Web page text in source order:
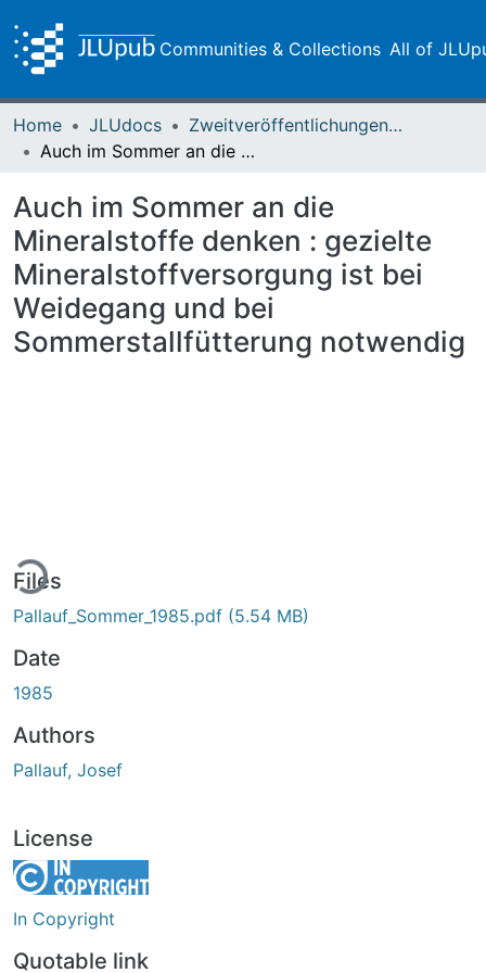
Communities & Collections All of
Home JLUdocs
Zweitveröffentlichungen (grüner Weg)
Auch im Sommer an die Mineralstoffe denken : gezielte Mineralstoffversorgung ist bei Weidegang und bei Sommerstallfütterung notwendig
Auch im Sommer an die
Mineralstoffe denken : gezielte
Mineralstoffversorgung ist bei
Weidegang und bei
Sommerstallfütterung notwendig
Files
Pallauf_Sommer_1985.pdf (5.54 MB)
Date
1985
Authors
Pallauf, Josef
License
In Copyright
Quotable link